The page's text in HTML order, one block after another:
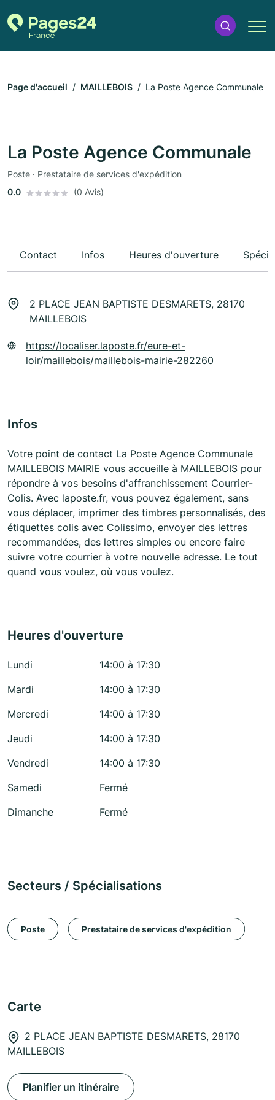
Page d'accueil MAILLEBOIS La Poste Agence Communale
La Poste Agence Communale
Poste · Prestataire de services d'expédition
0.0
(0 Avis)
Contact Infos Heures d'ouverture
2 PLACE JEAN BAPTISTE DESMARETS, 28170
MAILLEBOIS
https://localiser.laposte.fr/eure-et-
loir/maillebois/maillebois-mairie-282260
Infos
Votre point de contact La Poste Agence Communale
MAILLEBOIS MAIRIE vous accueille à MAILLEBOIS pour
répondre à vos besoins d'affranchissement Courrier-
Colis. Avec laposte.fr, vous pouvez également, sans
vous déplacer, imprimer des timbres personnalisés, des
étiquettes colis avec Colissimo, envoyer des lettres
recommandées, des lettres simples ou encore faire
suivre votre courrier à votre nouvelle adresse. Le tout
quand vous voulez, où vous voulez.
Heures d'ouverture
Lundi
14:00 à 17:30
Mardi
14:00 à 17:30
Mercredi
14:00 à 17:30
Jeudi
14:00 à 17:30
Vendredi
14:00 à 17:30
Samedi
Fermé
Dimanche
Fermé
Secteurs / Spécialisations
Poste Prestataire de services d'expédition
Carte
2 PLACE JEAN BAPTISTE DESMARETS, 28170
MAILLEBOIS
Planifier un itinéraire